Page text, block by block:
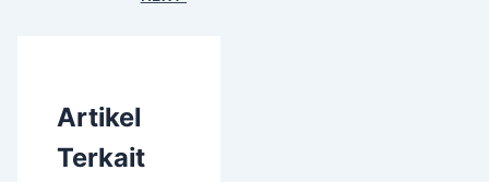
Artikel
Terkait